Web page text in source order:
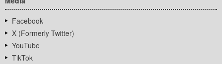
Facebook
X (Formerly Twitter)
YouTube
TikTok